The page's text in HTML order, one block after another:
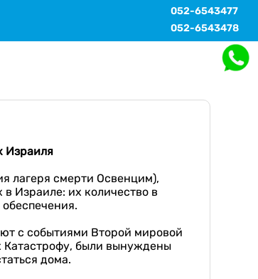
052-6543477
052-6543478
Израиля
лагеря смерти Освенцим),
Израиле: их количество в
с событиями Второй мировой
Катастрофу, были вынуждены
дома.